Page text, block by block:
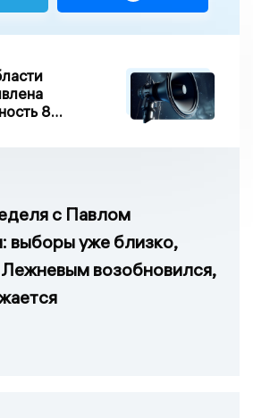
8
с Павлом
выборы уже близко,
возобновился,